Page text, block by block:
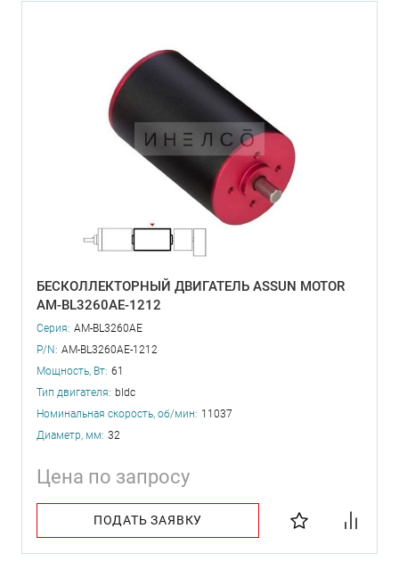
БЕСКОЛЛЕКТОРНЫЙ ДВИГАТЕЛЬ ASSUN MOTOR
AM-BL3260AE-1212
Серия: AM-BL3260AE
P/N: AM-BL3260AE-1212
Мощность, Вт: 61
Тип двигателя: bldc
Номинальная скорость, об/мин: 11037
Диаметр, мм: 32
Цена по запросу
ПОДАТЬ ЗАЯВКУ